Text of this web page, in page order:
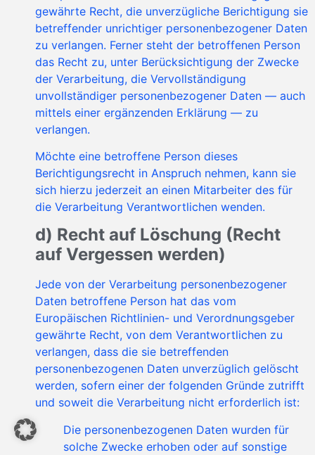
gewährte Recht, die unverzügliche Berichtigung sie
betreffender unrichtiger personenbezogener Daten
zu verlangen. Ferner steht der betroffenen Person
das Recht zu, unter Berücksichtigung der Zwecke
der Verarbeitung, die Vervollständigung
unvollständiger personenbezogener Daten — auch
mittels einer ergänzenden Erklärung — zu
verlangen.
Möchte eine betroffene Person dieses
Berichtigungsrecht in Anspruch nehmen, kann sie
sich hierzu jederzeit an einen Mitarbeiter des für
die Verarbeitung Verantwortlichen wenden.
d) Recht auf Löschung (Recht
auf Vergessen werden)
Jede von der Verarbeitung personenbezogener
Daten betroffene Person hat das vom
Europäischen Richtlinien- und Verordnungsgeber
gewährte Recht, von dem Verantwortlichen zu
verlangen, dass die sie betreffenden
personenbezogenen Daten unverzüglich gelöscht
werden, sofern einer der folgenden Gründe zutrifft
und soweit die Verarbeitung nicht erforderlich ist:
Die personenbezogenen Daten wurden für
solche Zwecke erhoben oder auf sonstige